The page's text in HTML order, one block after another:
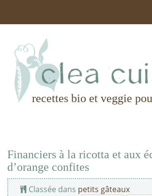
recettes bio et veggie
Financiers à la ricotta et aux
d’orange confites
Classée dans petits gâteaux